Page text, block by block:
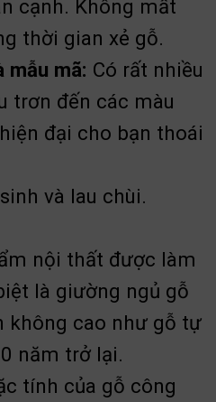
cạnh. Không mất
thời gian xẻ gỗ.
mẫu mã: Có rất nhiều
trơn đến các màu
đại cho bạn thoái
và lau chùi.
nội thất được làm
là giường ngủ gỗ
không cao như gỗ tự
năm trở lại.
tính của gỗ công